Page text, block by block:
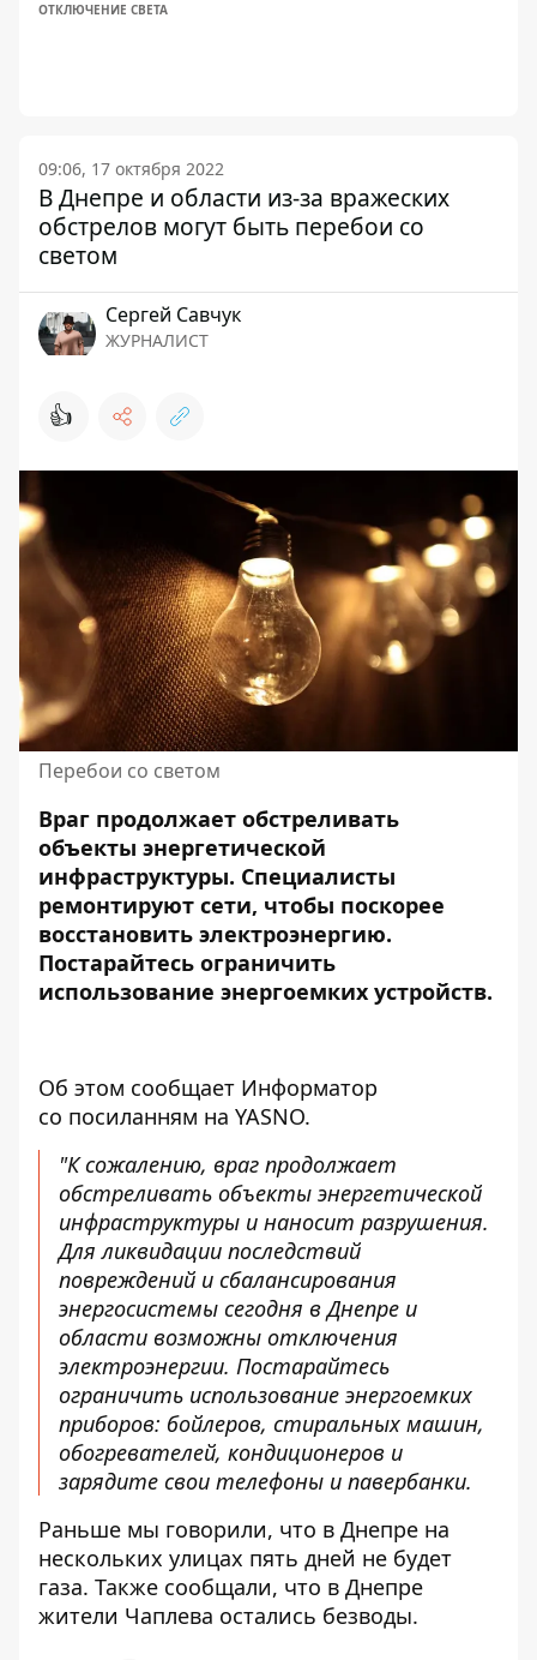
ОТКЛЮЧЕНИЕ СВЕТА
09:06, 17 октября 2022
В Днепре и области из-за вражеских
обстрелов могут быть перебои со
светом
Сергей Савчук
ЖУРНАЛИСТ
👍
Перебои со светом
Враг продолжает обстреливать
объекты энергетической
инфраструктуры. Специалисты
ремонтируют сети, чтобы поскорее
восстановить электроэнергию.
Постарайтесь ограничить
использование энергоемких устройств.
Об этом сообщает Информатор
со посиланням на YASNO.
"К сожалению, враг продолжает
обстреливать объекты энергетической
инфраструктуры и наносит разрушения.
Для ликвидации последствий
повреждений и сбалансирования
энергосистемы сегодня в Днепре и
области возможны отключения
электроэнергии. Постарайтесь
ограничить использование энергоемких
приборов: бойлеров, стиральных машин,
обогревателей, кондиционеров и
зарядите свои телефоны и павербанки.
Раньше мы говорили, что в Днепре на
нескольких улицах пять дней не будет
газа. Также сообщали, что в Днепре
жители Чаплева остались безводы.